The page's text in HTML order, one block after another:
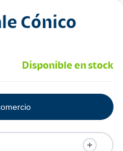
Cónico
Disponible en stock